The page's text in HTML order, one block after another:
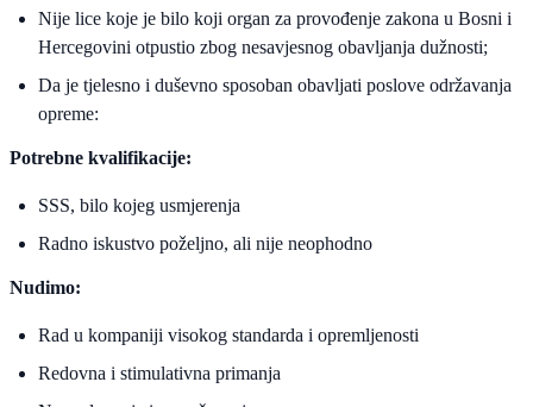
Nije lice koje je bilo koji organ za provođenje zakona u Bosni i
Hercegovini otpustio zbog nesavjesnog obavljanja dužnosti;
Da je tjelesno i duševno sposoban obavljati poslove održavanja
opreme:
Potrebne kvalifikacije:
SSS, bilo kojeg usmjerenja
Radno iskustvo poželjno, ali nije neophodno
Nudimo:
Rad u kompaniji visokog standarda i opremljenosti
Redovna i stimulativna primanja